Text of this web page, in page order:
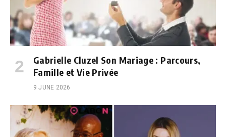
Gabrielle Cluzel Son Mariage : Parcours,
Famille et Vie Privée
9 JUNE 2026